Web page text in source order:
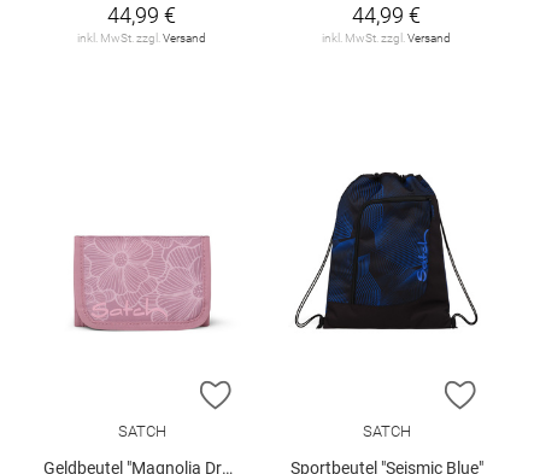
44,99 €
inkl. MwSt. zzgl. Versand
44,99 €
inkl. MwSt. zzgl. Versand
ZUR WUNSCHLISTE HINZUFÜGEN
SATCH
Geldbeutel "Magnolia Dream"
ZUR
SATCH
Sportbeutel "Seismic Blue"